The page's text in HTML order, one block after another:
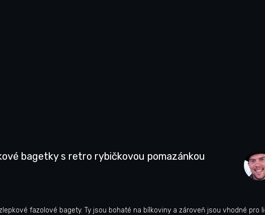
bagetky s retro rybičkovou pomazánkou
fazolové bagety. Ty jsou bohaté na bílkoviny a zároveň jsou vhodné pro